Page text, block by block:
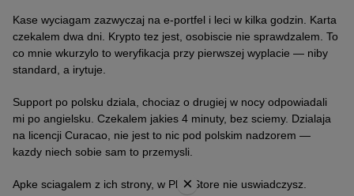
Kase wyciagam zazwyczaj na e-portfel i leci w kilka godzin. Karta
czekalem dwa dni. Krypto tez jest, osobiscie nie sprawdzalem. To
co mnie wkurzylo to weryfikacja przy pierwszej wyplacie — niby
standard, a irytuje.
Support po polsku dziala, chociaz o drugiej w nocy odpowiadali
mi po angielsku. Czekalem jakies 4 minuty, bez sciemy. Dzialaja
na licencji Curacao, nie jest to nic pod polskim nadzorem —
kazdy niech sobie sam to przemysli.
Apke sciagalem z ich strony, w Play Store nie uswiadczysz.
×